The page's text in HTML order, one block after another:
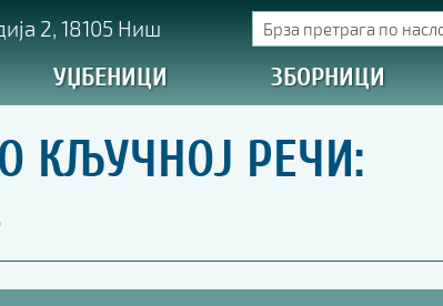
2, 18105 Ниш
УЏБЕНИЦИ ЗБОРНИЦИ
КЉУЧНОЈ РЕЧИ: